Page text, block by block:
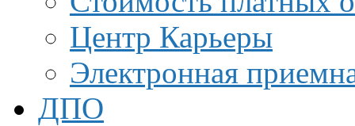
Центр Карьеры
Электронная
ДПО